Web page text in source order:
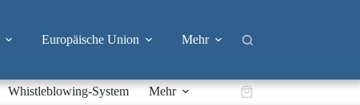
Europäische Union Mehr
Whistleblowing-System Mehr Warenkorb